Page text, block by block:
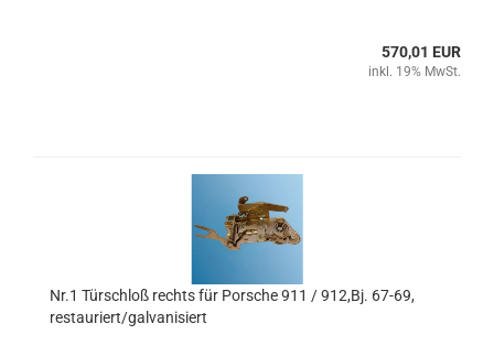
570,01 EUR
inkl. 19% MwSt.
Nr.1 Türschloß rechts für Porsche 911 / 912,Bj. 67-69,
restauriert/galvanisiert